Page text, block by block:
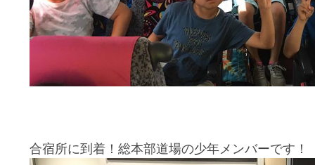
合宿所に到着！総本部道場の少年メンバーです！